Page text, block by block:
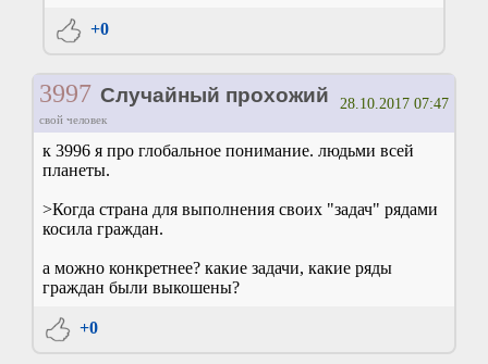
+0
3997 Случайный прохожий
свой человек
28.10.2017 07:47
к 3996 я про глобальное понимание. людьми всей
планеты.
>Когда страна для выполнения своих "задач" рядами
косила граждан.
а можно конкретнее? какие задачи, какие ряды
граждан были выкошены?
+0